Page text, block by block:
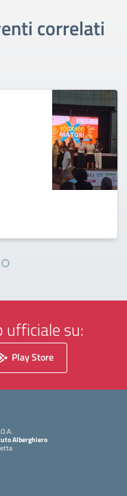
correlati
ufficiale su:
Play Store
Alberghiero